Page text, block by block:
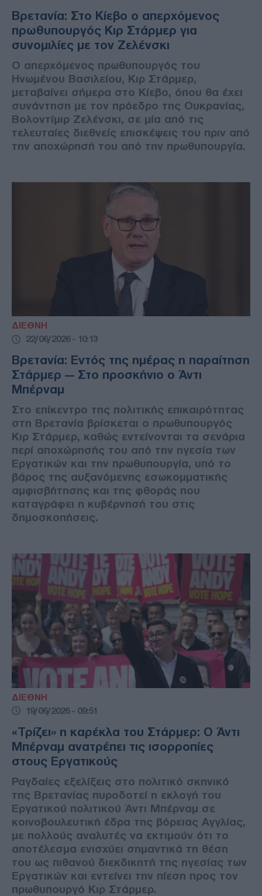
Βρετανία: Στο Κίεβο ο απερχόμενος
πρωθυπουργός Κιρ Στάρμερ για
συνομιλίες με τον Ζελένσκι
Ο απερχόμενος πρωθυπουργός του
Ηνωμένου Βασιλείου, Κιρ Στάρμερ,
μεταβαίνει σήμερα στο Κίεβο, όπου θα έχει
συνάντηση με τον πρόεδρο της Ουκρανίας,
Βολοντίμιρ Ζελένσκι, σε μία από τις
τελευταίες διεθνείς επισκέψεις του πριν από
την αποχώρησή του από την πρωθυπουργία.
ΔΙΕΘΝΗ
22/06/2026 - 10:13
Βρετανία: Εντός της ημέρας η παραίτηση
Στάρμερ — Στο προσκήνιο ο Άντι
Μπέρναμ
Στο επίκεντρο της πολιτικής επικαιρότητας
στη Βρετανία βρίσκεται ο πρωθυπουργός
Κιρ Στάρμερ, καθώς εντείνονται τα σενάρια
περί αποχώρησής του από την ηγεσία των
Εργατικών και την πρωθυπουργία, υπό το
βάρος της αυξανόμενης εσωκομματικής
αμφισβήτησης και της φθοράς που
καταγράφει η κυβέρνησή του στις
δημοσκοπήσεις.
ΔΙΕΘΝΗ
19/06/2026 - 09:51
«Τρίζει» η καρέκλα του Στάρμερ: Ο Άντι
Μπέρναμ ανατρέπει τις ισορροπίες
στους Εργατικούς
Ραγδαίες εξελίξεις στο πολιτικό σκηνικό
της Βρετανίας πυροδοτεί η εκλογή του
Εργατικού πολιτικού Άντι Μπέρναμ σε
κοινοβουλευτική έδρα της βόρειας Αγγλίας,
με πολλούς αναλυτές να εκτιμούν ότι το
αποτέλεσμα ενισχύει σημαντικά τη θέση
του ως πιθανού διεκδικητή της ηγεσίας των
Εργατικών και εντείνει την πίεση προς τον
πρωθυπουργό Κιρ Στάρμερ.